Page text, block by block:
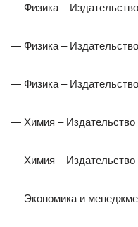
— Физика –
— Физика –
— Физика –
— Химия –
— Химия – Издательство
— Экономика и